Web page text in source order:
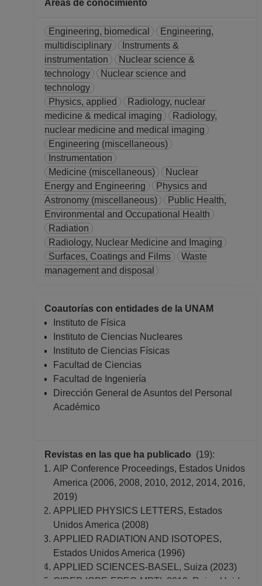
Áreas de conocimiento
Engineering, biomedical
Engineering,
multidisciplinary
Instruments &
instrumentation
Nuclear science &
technology
Nuclear science and
technology
Physics, applied
Radiology, nuclear
medicine & medical imaging
Radiology,
nuclear medicine and medical imaging
Engineering (miscellaneous)
Instrumentation
Medicine (miscellaneous)
Nuclear
Energy and Engineering
Physics and
Astronomy (miscellaneous)
Public Health,
Environmental and Occupational Health
Radiation
Radiology, Nuclear Medicine and Imaging
Surfaces, Coatings and Films
Waste
management and disposal
Coautorías con entidades de la UNAM
Instituto de Física
Instituto de Ciencias Nucleares
Instituto de Ciencias Físicas
Facultad de Ciencias
Facultad de Ingeniería
Dirección General de Asuntos del Personal
Académico
Revistas en las que ha publicado (19):
AIP Conference Proceedings, Estados Unidos
America (2006, 2008, 2010, 2012, 2014, 2016,
2019)
APPLIED PHYSICS LETTERS, Estados
Unidos America (2008)
APPLIED RADIATION AND ISOTOPES,
Estados Unidos America (1996)
APPLIED SCIENCES-BASEL, Suiza (2023)
GIREP-ICPE-EPEC-MPTL 2019, Reino Unido